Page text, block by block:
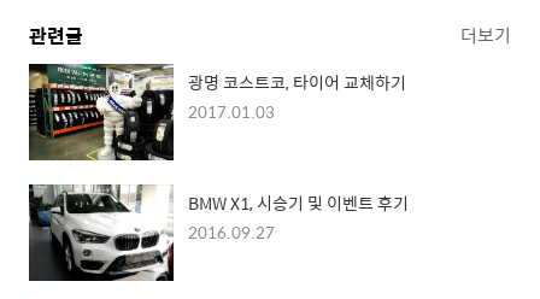
관련글 더보기
광명 코스트코, 타이어 교체하기
2017.01.03
BMW X1, 시승기 및 이벤트 후기
2016.09.27